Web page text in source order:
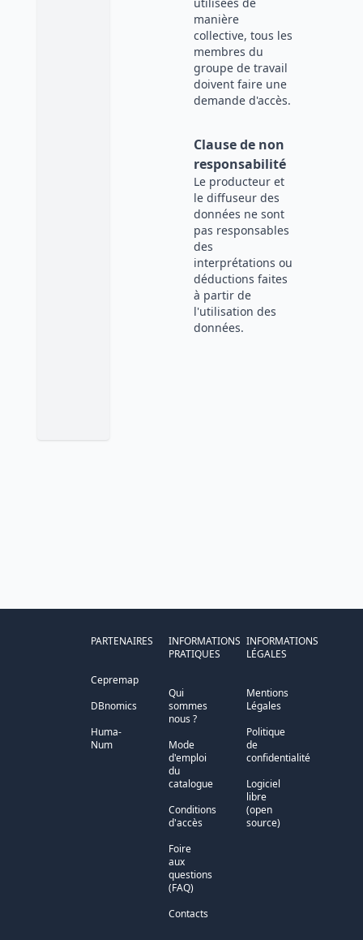
manière
collective, tous les
membres du
groupe de travail
doivent faire une
demande d'accès.
Clause de non
responsabilité
Le producteur et
le diffuseur des
données ne sont
pas responsables
des
interprétations ou
déductions faites
à partir de
l'utilisation des
données.
PARTENAIRES
Cepremap
DBnomics
Huma-
Num
INFORMATIONS
PRATIQUES
Qui
sommes
nous ?
Mode
d'emploi
du
catalogue
Conditions
d'accès
Foire
aux
questions
(FAQ)
Contacts
INFORMATIONS
LÉGALES
Mentions
Légales
Politique
de
confidentialité
Logiciel
libre
(open
source)